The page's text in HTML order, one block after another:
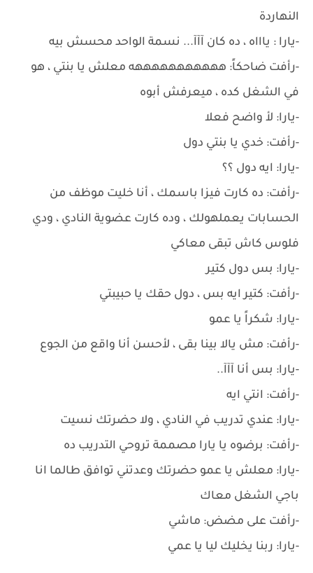
النهاردة
-يارا : ياااه ، ده كان آآآ... نسمة الواحد محسش بيه
-رأفت ضاحكاً: هههههههههههه معلش يا بنتي ، هو
في الشغل كده ، ميعرفش أبوه
-يارا: لأ واضح فعلا
-رأفت: خدي يا بنتي دول
-يارا: ايه دول ؟؟
-رأفت: ده كارت فيزا باسمك ، أنا خليت موظف من
الحسابات يعملهولك ، وده كارت عضوية النادي ، ودي
فلوس كاش تبقى معاكي
-يارا: بس دول كتير
-رأفت: كتير ايه بس ، دول حقك يا حبيبتي
-يارا: شكراً يا عمو
-رأفت: مش يالا بينا بقى ، لأحسن أنا واقع من الجوع
-يارا: بس أنا آآآ..
-رأفت: انتي ايه
-يارا: عندي تدريب في النادي ، ولا حضرتك نسيت
-رأفت: برضوه يا يارا مصممة تروحي التدريب ده
-يارا: معلش يا عمو حضرتك وعدتني توافق طالما انا
باجي الشغل معاك
-رأفت على مضض: ماشي
-يارا: ربنا يخليك ليا يا عمي